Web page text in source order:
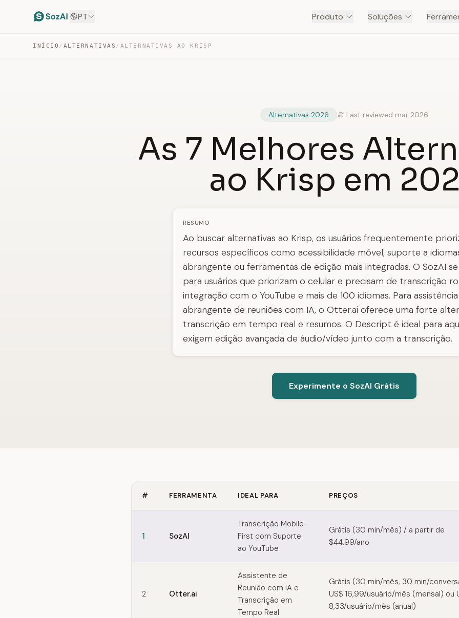
PT Produto Soluções
INÍCIO / ALTERNATIVAS / ALTERNATIVAS AO KRISP
Alternativas 2026 Last reviewed mar 2026
As 7 Melhores
ao Krisp em
RESUMO
Ao buscar alternativas ao Krisp, os usuários frequentemente
recursos específicos como acessibilidade móvel, suporte a
abrangente ou ferramentas de edição mais integradas. O SozAI
para usuários que priorizam o celular e precisam de transcrição
integração com o YouTube e mais de 100 idiomas. Para assistência
abrangente de reuniões com IA, o Otter.ai oferece uma forte
transcrição em tempo real e resumos. O Descript é ideal para
exigem edição avançada de áudio/vídeo junto com a transcrição.
Experimente o SozAI Grátis
# FERRAMENTA IDEAL PARA PREÇOS
1 SozAI
Transcrição Mobile-
First com Suporte
ao YouTube
Grátis (30 min/mês) / a partir de
$44,99/ano
2 Otter.ai
Assistente de
Reunião com IA e
Transcrição em
Tempo Real
Grátis (30 min/mês, 30 min/
US$ 16,99/usuário/mês (mensal) ou
8,33/usuário/mês (anual)